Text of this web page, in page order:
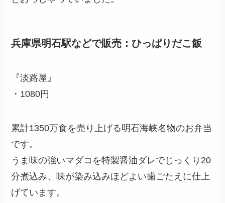
兵庫県明石駅などで販売：ひっぱりだこ飯
『淡路屋』
・1080円
累計1350万食を売り上げる明石海峡名物のお弁当
です。
うま味の強いマダコを特製醤油ダレでじっくり20
分煮込み、味が染み込みほどよい歯ごたえに仕上
げています。